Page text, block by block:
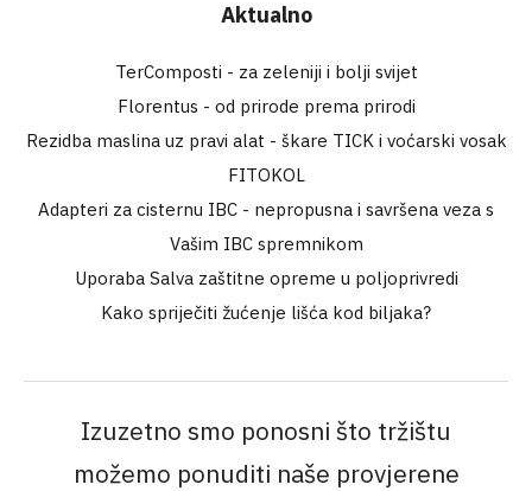
Aktualno
TerComposti - za zeleniji i bolji svijet
Florentus - od prirode prema prirodi
Rezidba maslina uz pravi alat - škare TICK i voćarski vosak
FITOKOL
Adapteri za cisternu IBC - nepropusna i savršena veza s
Vašim IBC spremnikom
Uporaba Salva zaštitne opreme u poljoprivredi
Kako spriječiti žućenje lišća kod biljaka?
Izuzetno smo ponosni što tržištu
možemo ponuditi naše provjerene